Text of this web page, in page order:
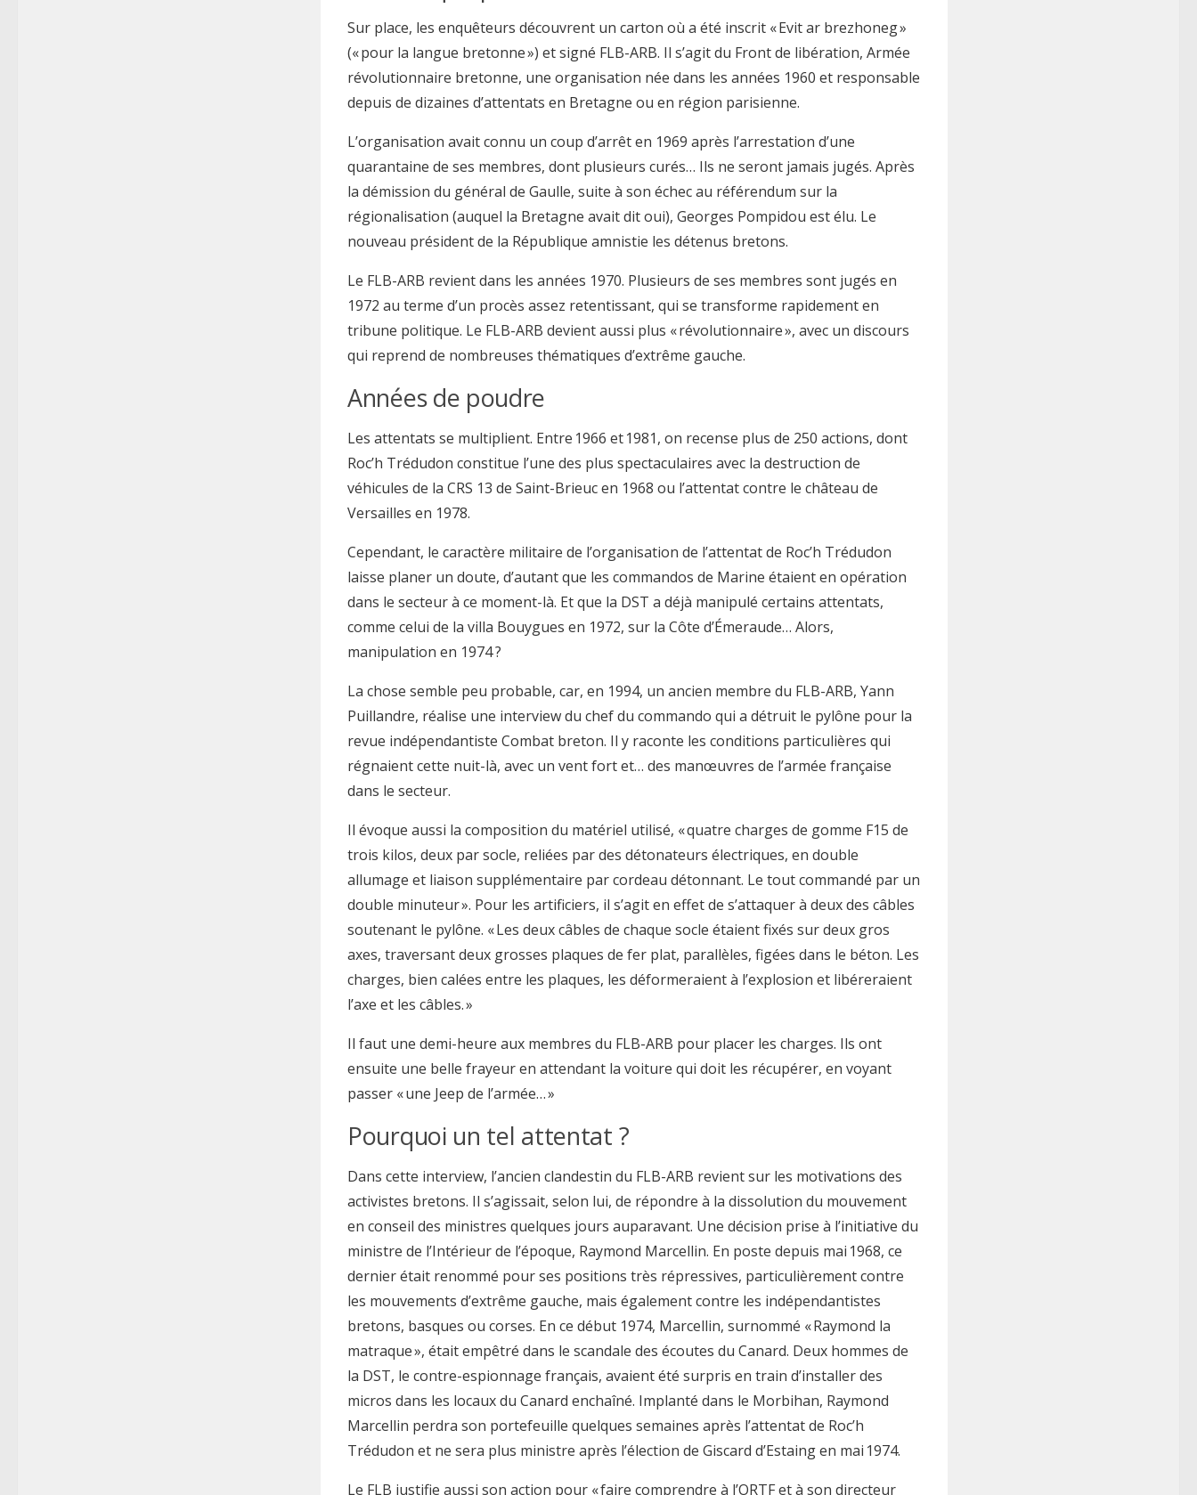
Sur place, les enquêteurs découvrent un carton où a été inscrit « Evit ar brezhoneg »
(« pour la langue bretonne ») et signé FLB-ARB. Il s’agit du Front de libération, Armée
révolutionnaire bretonne, une organisation née dans les années 1960 et responsable
depuis de dizaines d’attentats en Bretagne ou en région parisienne.
L’organisation avait connu un coup d’arrêt en 1969 après l’arrestation d’une
quarantaine de ses membres, dont plusieurs curés… Ils ne seront jamais jugés. Après
la démission du général de Gaulle, suite à son échec au référendum sur la
régionalisation (auquel la Bretagne avait dit oui), Georges Pompidou est élu. Le
nouveau président de la République amnistie les détenus bretons.
Le FLB-ARB revient dans les années 1970. Plusieurs de ses membres sont jugés en
1972 au terme d’un procès assez retentissant, qui se transforme rapidement en
tribune politique. Le FLB-ARB devient aussi plus « révolutionnaire », avec un discours
qui reprend de nombreuses thématiques d’extrême gauche.
Années de poudre
Les attentats se multiplient. Entre 1966 et 1981, on recense plus de 250 actions, dont
Roc’h Trédudon constitue l’une des plus spectaculaires avec la destruction de
véhicules de la CRS 13 de Saint-Brieuc en 1968 ou l’attentat contre le château de
Versailles en 1978.
Cependant, le caractère militaire de l’organisation de l’attentat de Roc’h Trédudon
laisse planer un doute, d’autant que les commandos de Marine étaient en opération
dans le secteur à ce moment-là. Et que la DST a déjà manipulé certains attentats,
comme celui de la villa Bouygues en 1972, sur la Côte d’Émeraude… Alors,
manipulation en 1974 ?
La chose semble peu probable, car, en 1994, un ancien membre du FLB-ARB, Yann
Puillandre, réalise une interview du chef du commando qui a détruit le pylône pour la
revue indépendantiste Combat breton. Il y raconte les conditions particulières qui
régnaient cette nuit-là, avec un vent fort et… des manœuvres de l’armée française
dans le secteur.
Il évoque aussi la composition du matériel utilisé, « quatre charges de gomme F15 de
trois kilos, deux par socle, reliées par des détonateurs électriques, en double
allumage et liaison supplémentaire par cordeau détonnant. Le tout commandé par un
double minuteur ». Pour les artificiers, il s’agit en effet de s’attaquer à deux des câbles
soutenant le pylône. « Les deux câbles de chaque socle étaient fixés sur deux gros
axes, traversant deux grosses plaques de fer plat, parallèles, figées dans le béton. Les
charges, bien calées entre les plaques, les déformeraient à l’explosion et libéreraient
l’axe et les câbles. »
Il faut une demi-heure aux membres du FLB-ARB pour placer les charges. Ils ont
ensuite une belle frayeur en attendant la voiture qui doit les récupérer, en voyant
passer « une Jeep de l’armée… »
Pourquoi un tel attentat ?
Dans cette interview, l’ancien clandestin du FLB-ARB revient sur les motivations des
activistes bretons. Il s’agissait, selon lui, de répondre à la dissolution du mouvement
en conseil des ministres quelques jours auparavant. Une décision prise à l’initiative du
ministre de l’Intérieur de l’époque, Raymond Marcellin. En poste depuis mai 1968, ce
dernier était renommé pour ses positions très répressives, particulièrement contre
les mouvements d’extrême gauche, mais également contre les indépendantistes
bretons, basques ou corses. En ce début 1974, Marcellin, surnommé « Raymond la
matraque », était empêtré dans le scandale des écoutes du Canard. Deux hommes de
la DST, le contre-espionnage français, avaient été surpris en train d’installer des
micros dans les locaux du Canard enchaîné. Implanté dans le Morbihan, Raymond
Marcellin perdra son portefeuille quelques semaines après l’attentat de Roc’h
Trédudon et ne sera plus ministre après l’élection de Giscard d’Estaing en mai 1974.
Le FLB justifie aussi son action pour « faire comprendre à l’ORTF et à son directeur